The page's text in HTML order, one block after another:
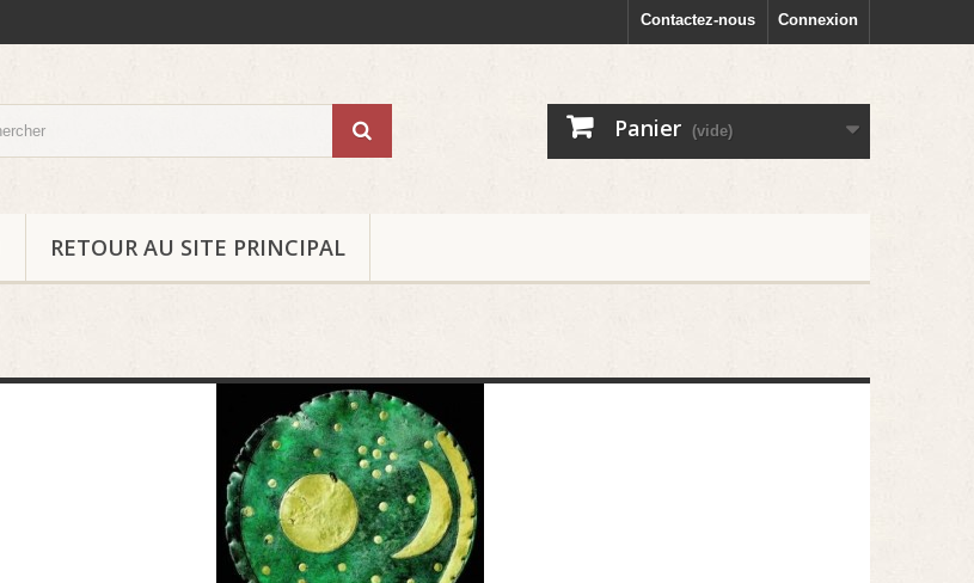
Connexion
Contactez-nous
Panier (vide)
RETOUR AU SITE PRINCIPAL